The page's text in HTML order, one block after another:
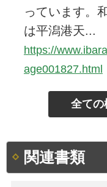
っています。
は平潟港天...
https://
age001827.html
関連書類